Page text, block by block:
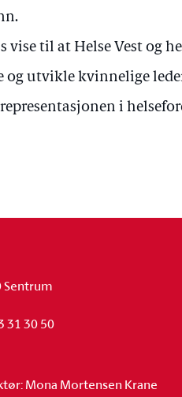
vise til at Helse Vest og
og utvikle kvinnelige
i
Sentrum
31 30 50
Mona Mortensen Krane